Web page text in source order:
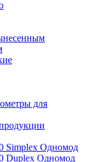
для
Simplex Одномод
Duplex Одномод